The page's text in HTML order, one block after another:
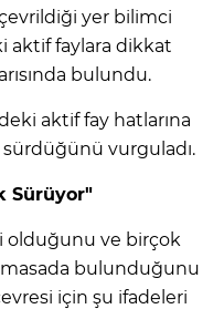
yer bilimci
aktif faylara dikkat
bulundu.
aktif fay hatlarına
vurguladı.
Sürüyor"
olduğunu ve birçok
bulunduğunu
için şu ifadeleri